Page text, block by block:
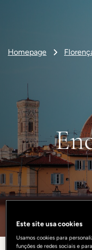
Homepage
Este site usa cookies
Usamos cookies para
funções de redes sociais e